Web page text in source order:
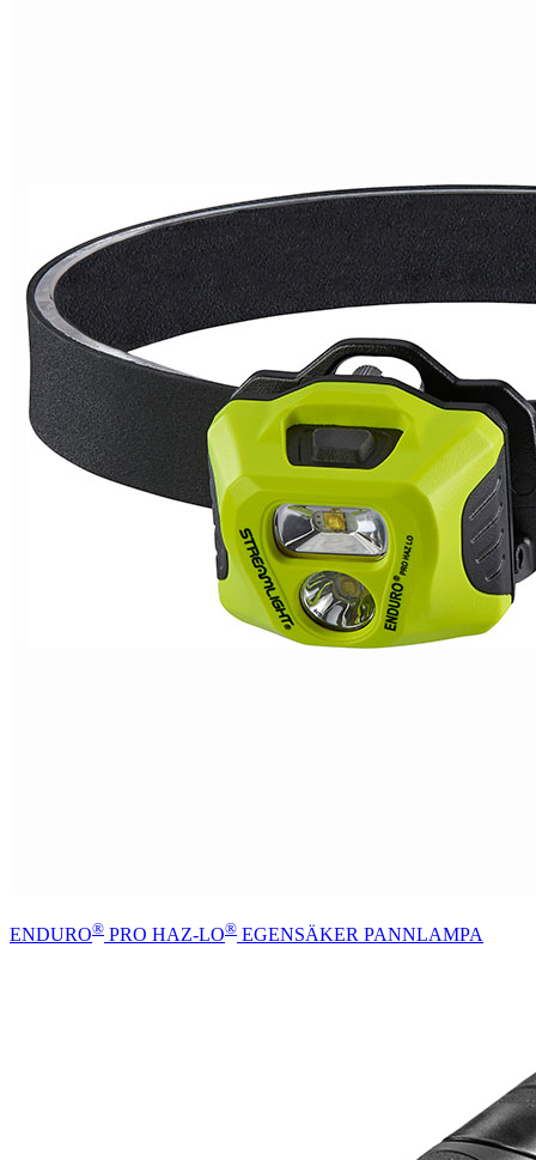
ENDURO® PRO HAZ-LO® EGENSÄKER PANNLAMPA